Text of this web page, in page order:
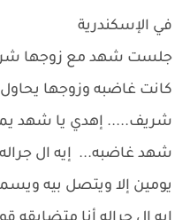
في الإسكندرية
جلست شهد مع زوجها
كانت غاضبه وزوجها يحاول
شريف..... إهدي يا شهد
شهد غاضبه... إيه ال
يومين إلا ويتصل بيه